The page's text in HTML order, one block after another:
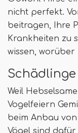
nicht perfekt.
beitragen, Ihre
Krankheiten zu
wissen, worüber
Schädlinge
Weil
Vogelfeiern
beim Anbau